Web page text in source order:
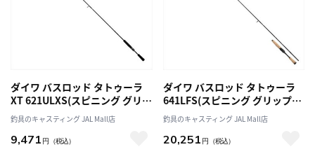
ダイワ バスロッド タトゥーラ
XT 621ULXS(スピニング グリッ
プジョイント)
釣具のキャスティング JAL Mall店
9,471 円 （税込）
ダイワ バスロッド タトゥーラ
641LFS(スピニング グリップジ
ョイント)
釣具のキャスティング JAL Mall店
20,251 円 （税込）